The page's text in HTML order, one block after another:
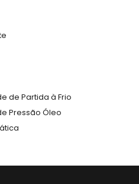
de Partida à Frio
Pressão Óleo